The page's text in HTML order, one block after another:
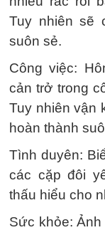
Tuy nhiên sẽ
suôn sẻ.
Công việc:
cản trở trong
Tuy nhiên vận
hoàn thành
Tình duyên:
các cặp đôi
thấu hiểu cho
Sức khỏe: